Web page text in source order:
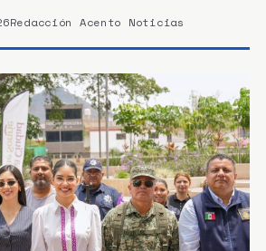
Redacción Acento Noticias